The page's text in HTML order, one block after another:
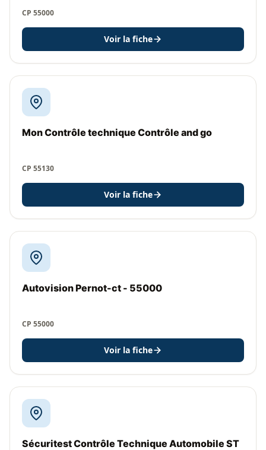
CP 55000
Voir la fiche
Mon Contrôle technique Contrôle and go
CP 55130
Voir la fiche
Autovision Pernot-ct - 55000
CP 55000
Voir la fiche
Sécuritest Contrôle Technique Automobile ST